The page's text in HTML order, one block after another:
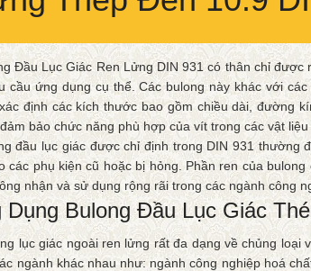
Đầu Lục Giác Ren Lửng DIN 931 có thân chỉ
cầu ứng dụng cụ thể. Các bulong này khác với
định các kích thước bao gồm chiều dài, đường
bảo chức năng phù hợp của vít trong các vật liệu
đầu lục giác được chỉ định trong DIN 931
các phụ kiện cũ hoặc bị hỏng. Phần ren của
nhận và sử dụng rộng rãi trong các ngành công
Dụng Bulong Đầu Lục Giác
lục giác ngoài ren lửng rất đa dạng về chủng
ngành khác nhau như: ngành công nghiệp hoá